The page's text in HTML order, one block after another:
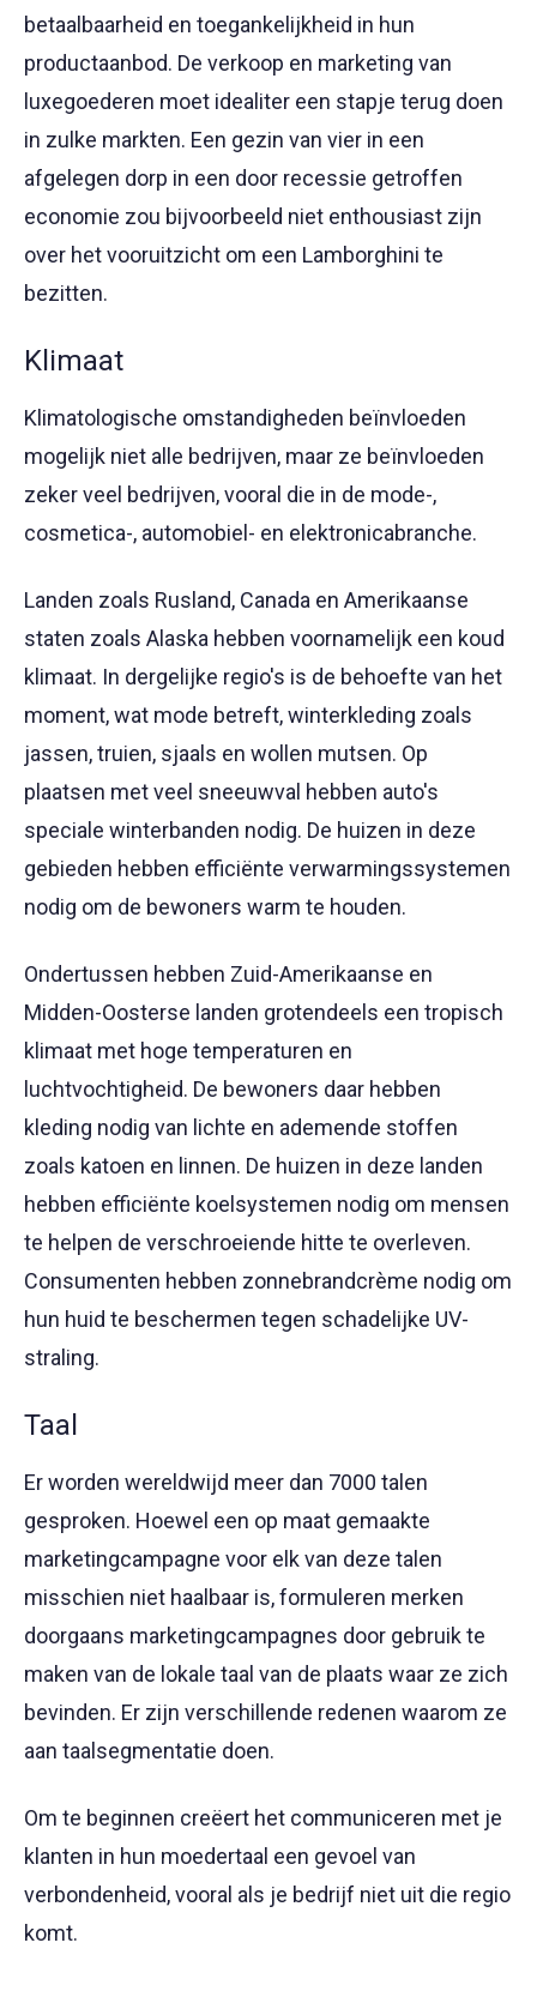
betaalbaarheid en toegankelijkheid in hun
productaanbod. De verkoop en marketing van
luxegoederen moet idealiter een stapje terug doen
in zulke markten. Een gezin van vier in een
afgelegen dorp in een door recessie getroffen
economie zou bijvoorbeeld niet enthousiast zijn
over het vooruitzicht om een Lamborghini te
bezitten.
Klimaat
Klimatologische omstandigheden beïnvloeden
mogelijk niet alle bedrijven, maar ze beïnvloeden
zeker veel bedrijven, vooral die in de mode-,
cosmetica-, automobiel- en elektronicabranche.
Landen zoals Rusland, Canada en Amerikaanse
staten zoals Alaska hebben voornamelijk een koud
klimaat. In dergelijke regio's is de behoefte van het
moment, wat mode betreft, winterkleding zoals
jassen, truien, sjaals en wollen mutsen. Op
plaatsen met veel sneeuwval hebben auto's
speciale winterbanden nodig. De huizen in deze
gebieden hebben efficiënte verwarmingssystemen
nodig om de bewoners warm te houden.
Ondertussen hebben Zuid-Amerikaanse en
Midden-Oosterse landen grotendeels een tropisch
klimaat met hoge temperaturen en
luchtvochtigheid. De bewoners daar hebben
kleding nodig van lichte en ademende stoffen
zoals katoen en linnen. De huizen in deze landen
hebben efficiënte koelsystemen nodig om mensen
te helpen de verschroeiende hitte te overleven.
Consumenten hebben zonnebrandcrème nodig om
hun huid te beschermen tegen schadelijke UV-
straling.
Taal
Er worden wereldwijd meer dan 7000 talen
gesproken. Hoewel een op maat gemaakte
marketingcampagne voor elk van deze talen
misschien niet haalbaar is, formuleren merken
doorgaans marketingcampagnes door gebruik te
maken van de lokale taal van de plaats waar ze zich
bevinden. Er zijn verschillende redenen waarom ze
aan taalsegmentatie doen.
Om te beginnen creëert het communiceren met je
klanten in hun moedertaal een gevoel van
verbondenheid, vooral als je bedrijf niet uit die regio
komt.